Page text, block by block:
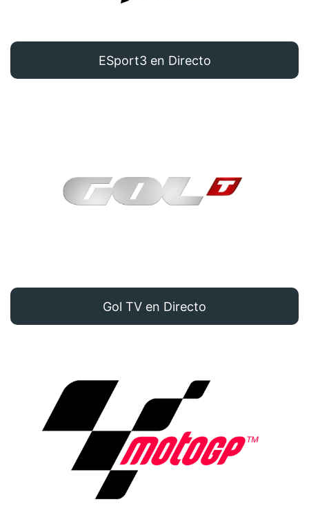
ESport3 en Directo
Gol TV en Directo